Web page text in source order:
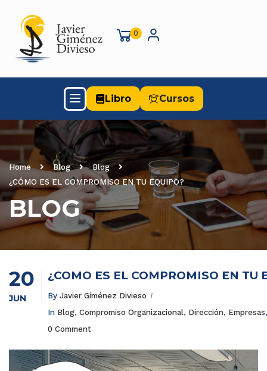
0
Libro Cursos
Home Blog
Blog
¿CÓMO ES EL COMPROMISO EN TU EQUIPO?
BLOG
20
JUN
¿CÓMO ES EL COMPROMISO EN TU
By Javier Giménez Divieso
In Blog, Compromiso Organizacional, Dirección, Empresas,
0 Comment